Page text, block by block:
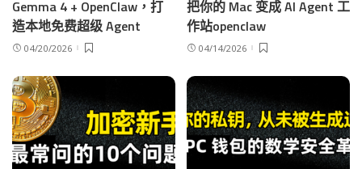
Gemma 4 + OpenClaw，打
造本地免费超级 Agent
04/20/2026
把你的 Mac 变成 AI Agent 工
作站openclaw
04/14/2026